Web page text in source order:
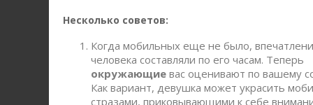
Несколько советов:
Когда мобильных еще не было,
человека составляли по его часам. Теперь
окружающие вас оценивают по вашему
Как вариант, девушка может украсить
стразами, приковывающими к себе